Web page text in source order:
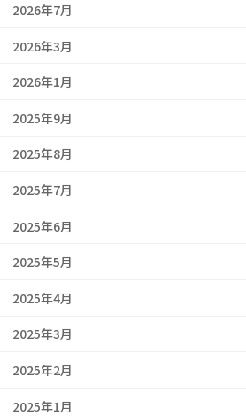
2026年7月
2026年3月
2026年1月
2025年9月
2025年8月
2025年7月
2025年6月
2025年5月
2025年4月
2025年3月
2025年2月
2025年1月